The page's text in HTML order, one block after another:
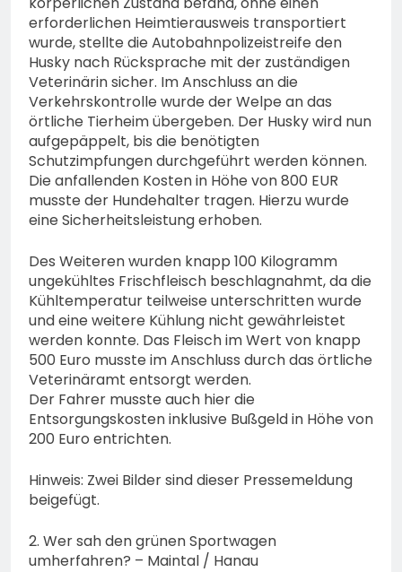
erforderlichen Heimtierausweis transportiert
wurde, stellte die Autobahnpolizeistreife den
Husky nach Rücksprache mit der zuständigen
Veterinärin sicher. Im Anschluss an die
Verkehrskontrolle wurde der Welpe an das
örtliche Tierheim übergeben. Der Husky wird nun
aufgepäppelt, bis die benötigten
Schutzimpfungen durchgeführt werden können.
Die anfallenden Kosten in Höhe von 800 EUR
musste der Hundehalter tragen. Hierzu wurde
eine Sicherheitsleistung erhoben.
Des Weiteren wurden knapp 100 Kilogramm
ungekühltes Frischfleisch beschlagnahmt, da die
Kühltemperatur teilweise unterschritten wurde
und eine weitere Kühlung nicht gewährleistet
werden konnte. Das Fleisch im Wert von knapp
500 Euro musste im Anschluss durch das örtliche
Veterinäramt entsorgt werden.
Der Fahrer musste auch hier die
Entsorgungskosten inklusive Bußgeld in Höhe von
200 Euro entrichten.
Hinweis: Zwei Bilder sind dieser Pressemeldung
beigefügt.
2. Wer sah den grünen Sportwagen
umherfahren? – Maintal / Hanau